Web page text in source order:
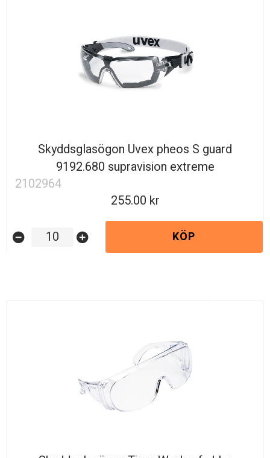
Skyddsglasögon Uvex pheos S guard
9192.680 supravision extreme
2102964
255.00
remove_circle add_circle KÖP